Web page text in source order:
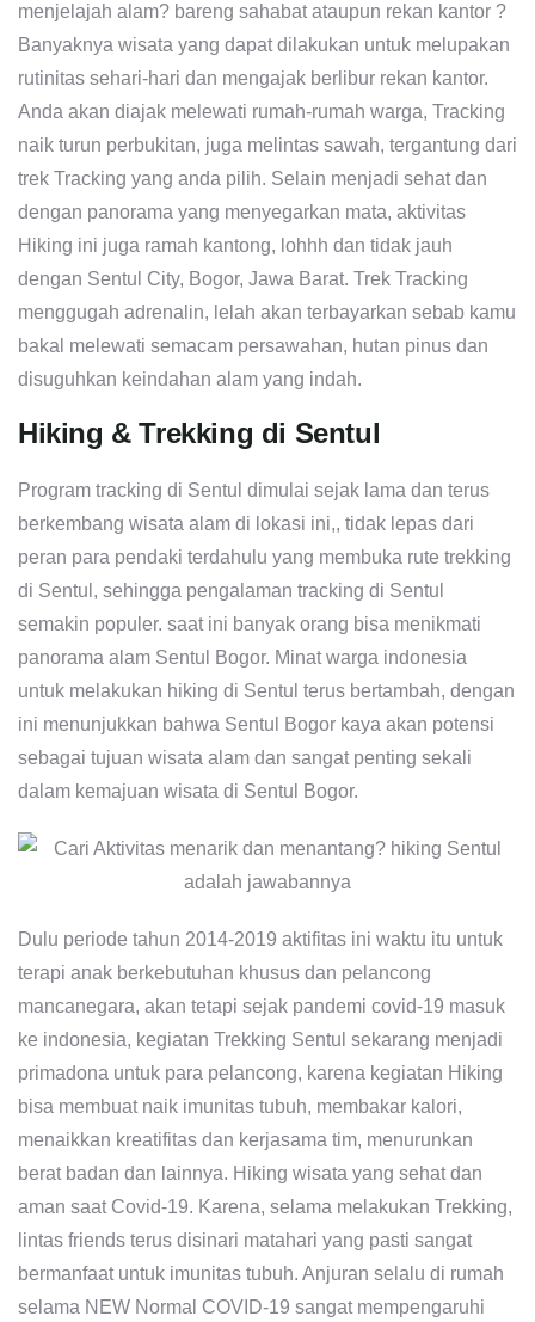
menjelajah alam? bareng sahabat ataupun rekan kantor ?
Banyaknya wisata yang dapat dilakukan untuk melupakan
rutinitas sehari-hari dan mengajak berlibur rekan kantor.
Anda akan diajak melewati rumah-rumah warga, Tracking
naik turun perbukitan, juga melintas sawah, tergantung dari
trek Tracking yang anda pilih. Selain menjadi sehat dan
dengan panorama yang menyegarkan mata, aktivitas
Hiking ini juga ramah kantong, lohhh dan tidak jauh
dengan Sentul City, Bogor, Jawa Barat. Trek Tracking
menggugah adrenalin, lelah akan terbayarkan sebab kamu
bakal melewati semacam persawahan, hutan pinus dan
disuguhkan keindahan alam yang indah.
Hiking & Trekking di Sentul
Program tracking di Sentul dimulai sejak lama dan terus
berkembang wisata alam di lokasi ini,, tidak lepas dari
peran para pendaki terdahulu yang membuka rute trekking
di Sentul, sehingga pengalaman tracking di Sentul
semakin populer. saat ini banyak orang bisa menikmati
panorama alam Sentul Bogor. Minat warga indonesia
untuk melakukan hiking di Sentul terus bertambah, dengan
ini menunjukkan bahwa Sentul Bogor kaya akan potensi
sebagai tujuan wisata alam dan sangat penting sekali
dalam kemajuan wisata di Sentul Bogor.
Dulu periode tahun 2014-2019 aktifitas ini waktu itu untuk
terapi anak berkebutuhan khusus dan pelancong
mancanegara, akan tetapi sejak pandemi covid-19 masuk
ke indonesia, kegiatan Trekking Sentul sekarang menjadi
primadona untuk para pelancong, karena kegiatan Hiking
bisa membuat naik imunitas tubuh, membakar kalori,
menaikkan kreatifitas dan kerjasama tim, menurunkan
berat badan dan lainnya. Hiking wisata yang sehat dan
aman saat Covid-19. Karena, selama melakukan Trekking,
lintas friends terus disinari matahari yang pasti sangat
bermanfaat untuk imunitas tubuh. Anjuran selalu di rumah
selama NEW Normal COVID-19 sangat mempengaruhi